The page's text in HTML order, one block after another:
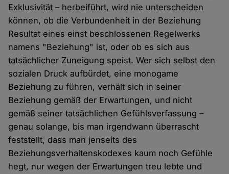
Exklusivität – herbeiführt, wird nie unterscheiden
können, ob die Verbundenheit in der Beziehung
Resultat eines einst beschlossenen Regelwerks
namens "Beziehung" ist, oder ob es sich aus
tatsächlicher Zuneigung speist. Wer sich selbst den
sozialen Druck aufbürdet, eine monogame
Beziehung zu führen, verhält sich in seiner
Beziehung gemäß der Erwartungen, und nicht
gemäß seiner tatsächlichen Gefühlsverfassung –
genau solange, bis man irgendwann überrascht
feststellt, dass man jenseits des
Beziehungsverhaltenskodexes kaum noch Gefühle
hegt, nur wegen der Erwartungen treu lebte und